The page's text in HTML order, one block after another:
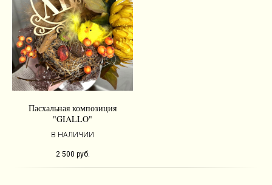
Пасхальная композиция
"GIALLO"
В НАЛИЧИИ
2 500 руб.